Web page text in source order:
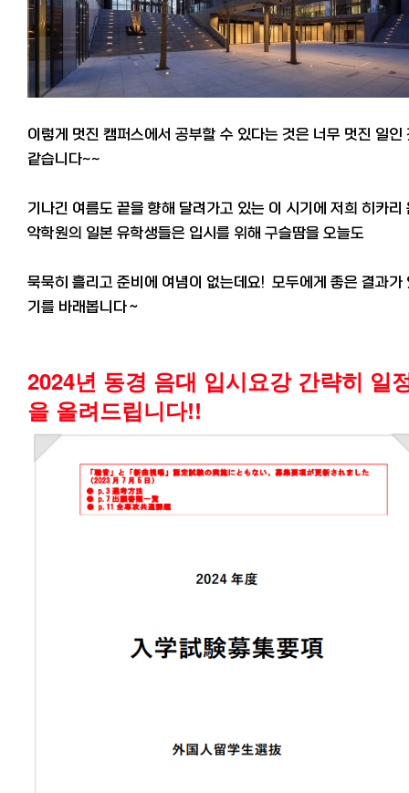
이렇게 멋진 캠퍼스에서 공부할 수 있다는 것은 너무 멋진 일인
같습니다~~
기나긴 여름도 끝을 향해 달려가고 있는 이 시기에 저희 히카리
악학원의 일본 유학생들은 입시를 위해 구슬땀을 오늘도
묵묵히 흘리고 준비에 여념이 없는데요! 모두에게 좋은 결과가
기를 바래봅니다～
2024년 동경 음대 입시요강 간략히 일
을 올려드립니다!!